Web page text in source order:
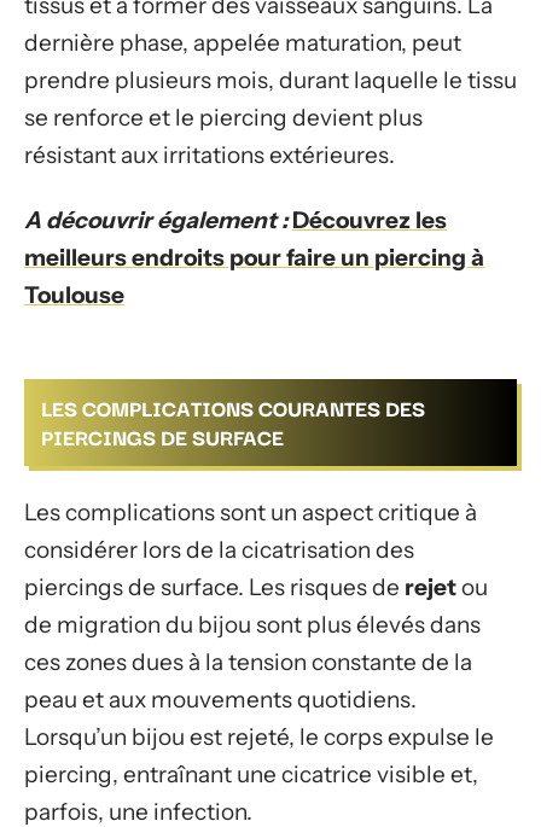
dernière phase, appelée maturation, peut
prendre plusieurs mois, durant laquelle le tissu
se renforce et le piercing devient plus
résistant aux irritations extérieures.
A découvrir également : Découvrez les
meilleurs endroits pour faire un piercing à
Toulouse
LES COMPLICATIONS COURANTES DES
PIERCINGS DE SURFACE
Les complications sont un aspect critique à
considérer lors de la cicatrisation des
piercings de surface. Les risques de rejetou
de migration du bijou sont plus élevés dans
ces zones dues à la tension constante de la
peau et aux mouvements quotidiens.
Lorsqu’un bijou est rejeté, le corps expulse le
piercing, entraînant une cicatrice visible et,
parfois, une infection.